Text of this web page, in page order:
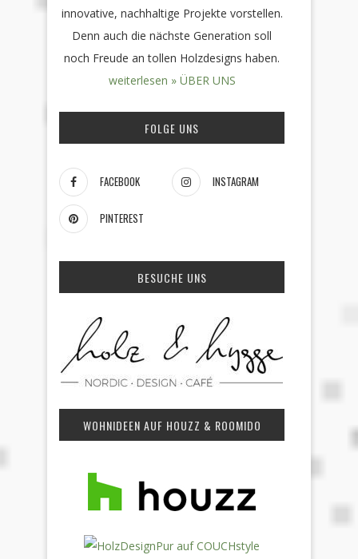
innovative, nachhaltige Projekte vorstellen.
Denn auch die nächste Generation soll
noch Freude an tollen Holzdesigns haben.
weiterlesen » ÜBER UNS
FOLGE UNS
FACEBOOK INSTAGRAM
PINTEREST
BESUCHE UNS
WOHNIDEEN AUF HOUZZ & ROOMIDO